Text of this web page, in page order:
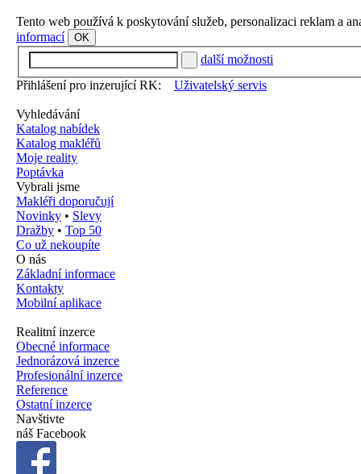
Tento web používá k poskytování služeb, personalizaci reklam a
informací
OK
další možnosti
Přihlášení pro inzerující RK:
Uživatelský servis
Vyhledávání
Katalog nabídek
Katalog makléřů
Moje reality
Poptávka
Vybrali jsme
Makléři doporučují
Novinky • Slevy
Dražby • Top 50
Co už nekoupíte
O nás
Základní informace
Kontakty
Mobilní aplikace
Realitní inzerce
Obecné informace
Jednorázová inzerce
Profesionální inzerce
Reference
Ostatní inzerce
Navštivte
náš Facebook